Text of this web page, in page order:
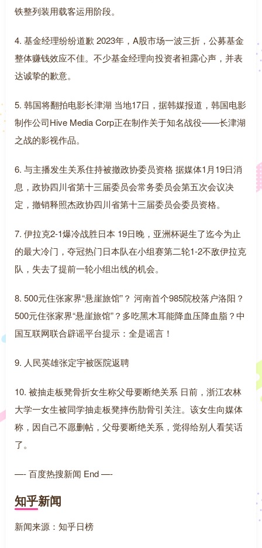
铁整列装用载客运用阶段。
4. 基金经理纷纷道歉 2023年，A股市场一波三折，公募基金
整体赚钱效应不佳。不少基金经理向投资者袒露心声，并表
达诚挚的歉意。
5. 韩国将翻拍电影长津湖 当地17日，据韩媒报道，韩国电影
制作公司Hive Media Corp正在制作关于知名战役——长津湖
之战的影视作品。
6. 与主播发生关系住持被撤政协委员资格 据媒体1月19日消
息，政协四川省第十三届委员会常务委员会第五次会议决
定，撤销释照杰政协四川省第十三届委员会委员资格。
7. 伊拉克2-1爆冷战胜日本 19日晚，亚洲杯诞生了迄今为止
的最大冷门，夺冠热门日本队在小组赛第二轮1-2不敌伊拉克
队，失去了提前一轮小组出线的机会。
8. 500元住张家界“悬崖旅馆”？ 河南首个985院校落户洛阳？
500元住张家界“悬崖旅馆”？多吃黑木耳能降血压降血脂？中
国互联网联合辟谣平台提示：全是谣言！
9. 人民英雄张定宇被医院返聘
10. 被抽走板凳骨折女生称父母要断绝关系 日前，浙江农林
大学一女生被同学抽走板凳摔伤肋骨引关注。该女生向媒体
称，因自己不愿删帖，父母要断绝关系，觉得给别人看笑话
了。
—- 百度热搜新闻 End —-
知乎新闻
新闻来源：知乎日榜